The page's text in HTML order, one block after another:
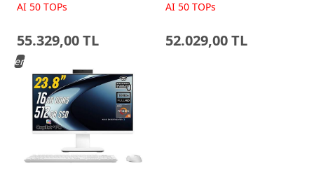
AI-Powered AIO
AI 50 TOPs
55.329,00 TL
Siyah AI-Powered AIO
AI 50 TOPs
52.029,00 TL
Yeni